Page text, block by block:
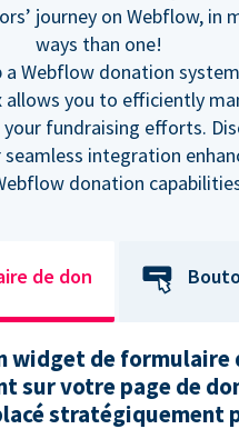
journey on Webflow, in
ways than one!
a Webflow donation
allows you to efficiently
fundraising efforts.
seamless integration
donation
de don
widget de formulaire
sur votre page de
stratégiquement